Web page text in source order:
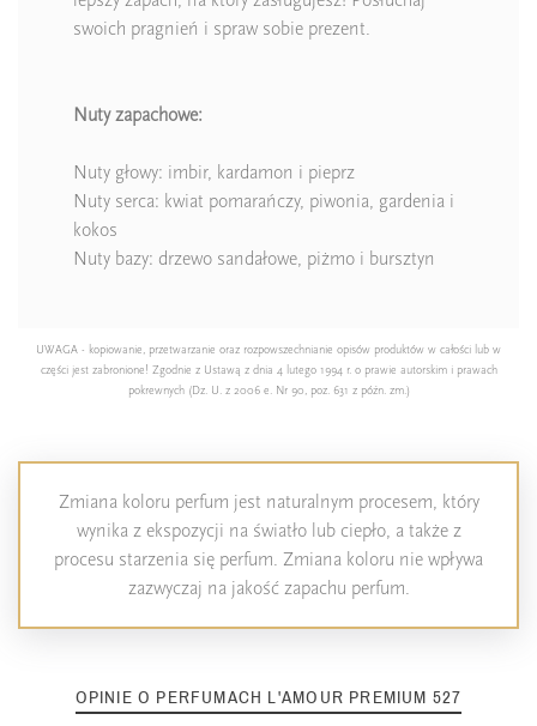
swoich pragnień i spraw sobie prezent.
Nuty zapachowe:
Nuty głowy: imbir, kardamon i pieprz
Nuty serca: kwiat pomarańczy, piwonia, gardenia i
kokos
Nuty bazy: drzewo sandałowe, piżmo i bursztyn
UWAGA - kopiowanie, przetwarzanie oraz rozpowszechnianie opisów produktów w całości lub w
części jest zabronione! Zgodnie z Ustawą z dnia 4 lutego 1994 r. o prawie autorskim i prawach
pokrewnych (Dz. U. z 2006 e. Nr 90, poz. 631 z późn. zm.)
Zmiana koloru perfum jest naturalnym procesem, który
wynika z ekspozycji na światło lub ciepło, a także z
procesu starzenia się perfum. Zmiana koloru nie wpływa
zazwyczaj na jakość zapachu perfum.
OPINIE O PERFUMACH L'AMOUR PREMIUM 527